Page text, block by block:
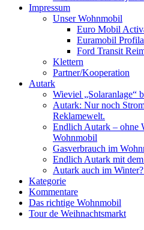
Impressum
Unser Wohnmobil
Euro Mobil
Euramobil
Ford Transit
Klettern
Partner/Kooperation
Autark
Wieviel „Solaranlage“
Autark: Nur noch
Reklamewelt.
Endlich Autark – ohne
Wohnmobil
Gasverbrauch im
Endlich Autark mit
Autark auch im
Kategorie
Kommentare
Das richtige Wohnmobil
Tour de Weihnachtsmarkt